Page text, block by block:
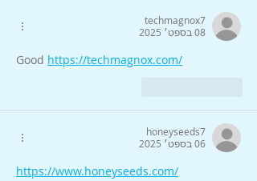
techmagnox7
08 בספט׳ 2025
Good https://techmagnox.com/
honeyseeds7
06 בספט׳ 2025
https://www.honeyseeds.com/